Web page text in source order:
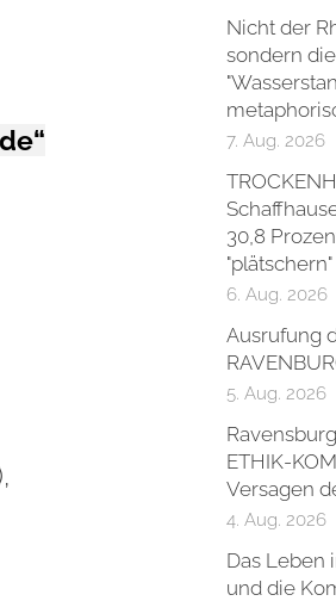
Nicht der
sondern
7. Aug. 2026
30,8
6. Aug. 2026
Ausrufung
5. Aug. 2026
ETHIK-
Versagen
4. Aug. 2026
Das Leben
und die